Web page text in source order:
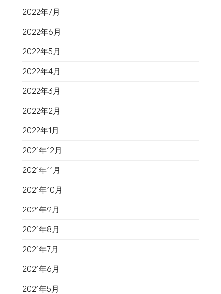
2022年7月
2022年6月
2022年5月
2022年4月
2022年3月
2022年2月
2022年1月
2021年12月
2021年11月
2021年10月
2021年9月
2021年8月
2021年7月
2021年6月
2021年5月